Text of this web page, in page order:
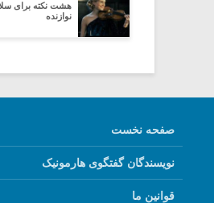
هشت نکته برای
نوازنده
صفحه نخست
نویسندگان گفتگوی هارمونیک
قوانین ما